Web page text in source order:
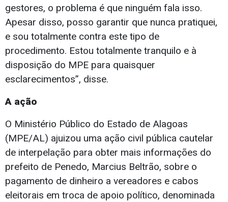
gestores, o problema é que ninguém fala isso.
Apesar disso, posso garantir que nunca pratiquei,
e sou totalmente contra este tipo de
procedimento. Estou totalmente tranquilo e à
disposição do MPE para quaisquer
esclarecimentos”, disse.
A ação
O Ministério Público do Estado de Alagoas
(MPE/AL) ajuizou uma ação civil pública cautelar
de interpelação para obter mais informações do
prefeito de Penedo, Marcius Beltrão, sobre o
pagamento de dinheiro a vereadores e cabos
eleitorais em troca de apoio político, denominada